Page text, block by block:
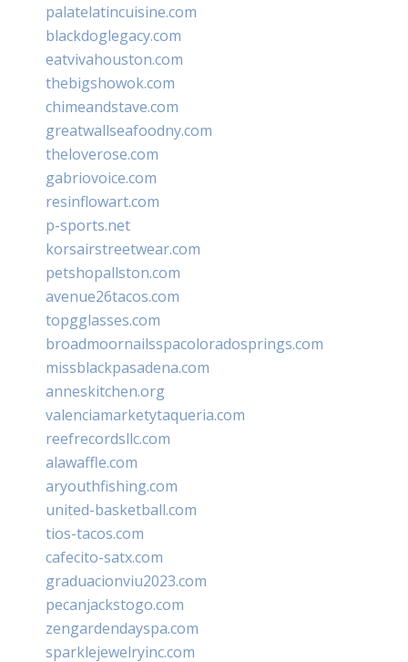
palatelatincuisine.com
blackdoglegacy.com
eatvivahouston.com
thebigshowok.com
chimeandstave.com
greatwallseafoodny.com
theloverose.com
gabriovoice.com
resinflowart.com
p-sports.net
korsairstreetwear.com
petshopallston.com
avenue26tacos.com
topgglasses.com
broadmoornailsspacoloradosprings.com
missblackpasadena.com
anneskitchen.org
valenciamarketytaqueria.com
reefrecordsllc.com
alawaffle.com
aryouthfishing.com
united-basketball.com
tios-tacos.com
cafecito-satx.com
graduacionviu2023.com
pecanjackstogo.com
zengardendayspa.com
sparklejewelryinc.com